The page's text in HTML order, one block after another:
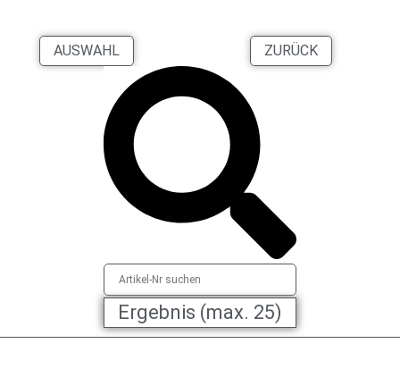
AUSWAHL ZURÜCK
Ergebnis (max. 25)